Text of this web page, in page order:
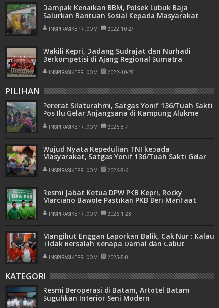
Dampak Kenaikan BBM, Polsek Lubuk Baja
Salurkan Bantuan Sosial Kepada Masyarakat
INSPIRASIKEPRI.COM 2022-10-27
Wakili Kepri, Dadang Sudrajat dan Nurhadi
Berkompetisi di Ajang Regional Sumatra
INSPIRASIKEPRI.COM 2022-10-28
PILIHAN
Pererat Silaturahmi, Satgas Yonif 136/Tuah Sakti
Pos Ilu Gelar Anjangsana di Kampung Alukme
INSPIRASIKEPRI.COM 2026-8-7
Wujud Nyata Kepedulian TNI kepada
Masyarakat, Satgas Yonif 136/Tuah Sakti Gelar
Pengobatan Keliling di Kampung Kalome
INSPIRASIKEPRI.COM 2026-8-6
Resmi Jabat Ketua DPW PKB Kepri, Rocky
Marciano Bawole Pastikan PKB Beri Manfaat
Nyata Bagi Masyarakat
INSPIRASIKEPRI.COM 2026-1-23
Mangihut Enggan Laporkan Balik, Cak Nur : Kalau
Tidak Bersalah Kenapa Damai dan Cabut
INSPIRASIKEPRI.COM 2025-5-8
KATEGORI
Resmi Beroperasi di Batam, Artotel Batam
Suguhkan Interior Seni Modern